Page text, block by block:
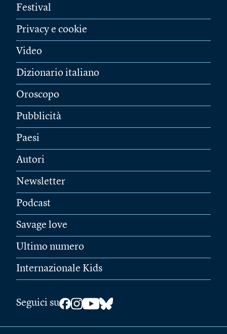
Festival
Privacy e cookie
Video
Dizionario italiano
Oroscopo
Pubblicità
Paesi
Autori
Newsletter
Podcast
Savage love
Ultimo numero
Internazionale Kids
Seguici su